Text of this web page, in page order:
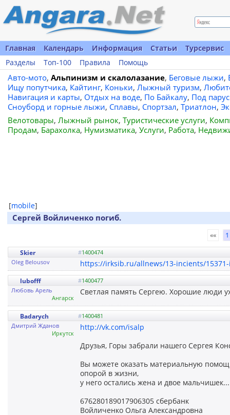
Главная Календарь Информация Статьи
Турсервис
Разделы
Топ-100 Правила Помощь
Авто-мото, Альпинизм и скалолазание, Беговые лыжи,
Ищу попутчика, Кайтинг, Коньки, Лыжный туризм,
Навигация и карты, Отдых на воде, По Байкалу, Под
Сноуборд и горные лыжи, Сплавы, Спортзал, Триатлон,
Велотовары, Лыжный рынок, Туристические услуги,
Продам, Барахолка, Нумизматика, Услуги, Работа,
[mobile]
Сергей Войличенко погиб.
«« 1
Skier #1400474
Oleg Belousov
https://irksib.ru/allnews/13-incients/
lubofff #1400477
Любовь Арель
Ангарск
Светлая память Сергею. Хорошие люди
Badarych #1400481
Дмитрий Жданов
Иркутск
http://vk.com/isalp
Друзья, Горы забрали нашего Сергея
Вы можете оказать материальную
опорой в жизни,
у него остались жена и двое мальчишек...
676280189017906305 сбербанк
Войличенко Ольга Александровна